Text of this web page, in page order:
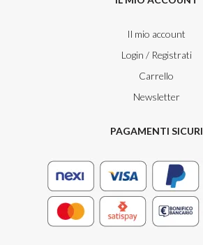
Il mio account
Login / Registrati
Carrello
Newsletter
PAGAMENTI SICURI